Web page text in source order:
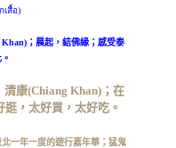
เสื้อ)
Khan)​；晨起，結佛緣；感受泰
清康(Chiang Khan)​；在
，太好買，太好吃。
一年一度的遊行嘉年華；猛鬼